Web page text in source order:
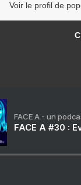
Voir le profil de
FACE A - un
FACE A #30 :